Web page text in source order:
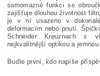
samomazné funkci se
zajišťuje dlouhou životnost
je v ní usazeno v
deformacím nebo pnutí.
Schneider Kreuznach s
nejkvalitnější optikou a jemnou
Buďte první, kdo napíše